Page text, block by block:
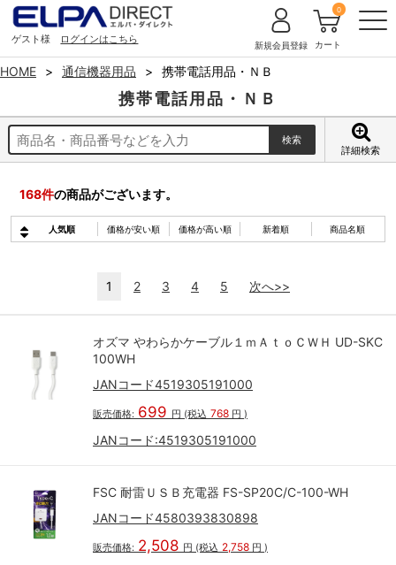
ゲスト様 ログインはこちら 新規会員登録 カート
0
HOME 通信機器用品 携帯電話用品・ＮＢ
携帯電話用品・ＮＢ
詳細検索
168件の商品がございます。
人気順 価格が安い順 価格が高い順 新着順 商品名順
1 2 3 4 5 次へ>>
オズマ やわらかケーブル１ｍＡｔｏＣＷＨ UD-SKC
100WH
JANコード4519305191000
販売価格: 699 円 (税込 768 円 )
JANコード:4519305191000
FSC 耐雷ＵＳＢ充電器 FS-SP20C/C-100-WH
JANコード4580393830898
販売価格: 2,508 円 (税込 2,758 円 )